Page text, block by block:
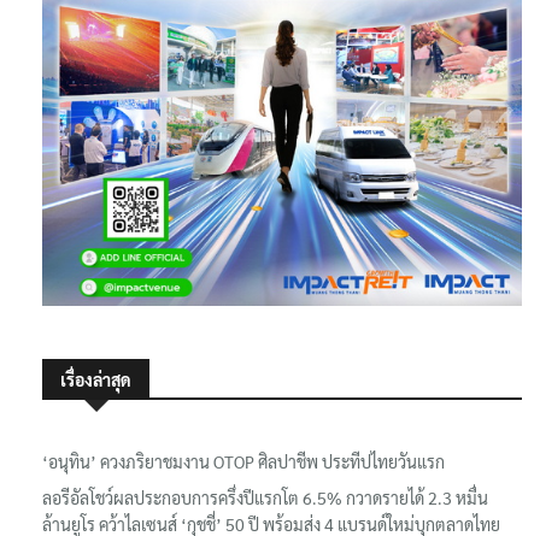
‘อนุทิน’ ควงภริยาชมงาน OTOP ศิลปาชีพ ประทีปไทยวันแรก